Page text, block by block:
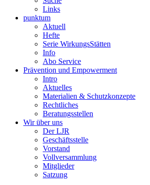
Links
punktum
Aktuell
Hefte
Serie WirkungsStätten
Info
Abo Service
Prävention und Empowerment
Intro
Aktuelles
Materialien & Schutzkonzepte
Rechtliches
Beratungsstellen
Wir über uns
Der LJR
Geschäftsstelle
Vorstand
Vollversammlung
Mitglieder
Satzung